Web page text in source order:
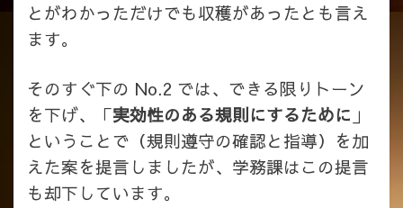
とがわかっただけでも収穫があったとも言え
ます。
そのすぐ下の No.2 では、できる限りトーン
を下げ、「実効性のある規則にするために 」
ということで（規則遵守の確認と指導）を加
えた案を提言しましたが、学務課はこの提言
も却下しています。